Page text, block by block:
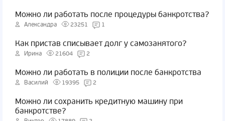
Можно ли работать после процедуры банкротства?
Александра 23251 1
Как пристав списывает долг у самозанятого?
Ирина 21604 2
Можно ли работать в полиции после банкротства
Василий 19395 2
Можно ли сохранить кредитную машину при
банкротстве?